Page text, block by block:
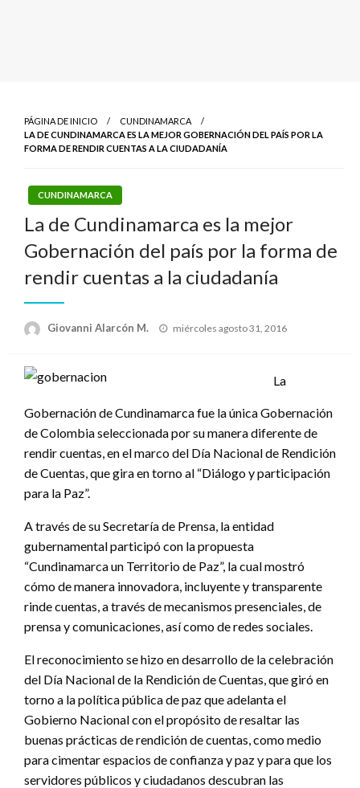
PÁGINA DE INICIO
CUNDINAMARCA
LA DE CUNDINAMARCA ES LA MEJOR GOBERNACIÓN DEL PAÍS POR LA
FORMA DE RENDIR CUENTAS A LA CIUDADANÍA
CUNDINAMARCA
La de Cundinamarca es la mejor
Gobernación del país por la forma de
rendir cuentas a la ciudadanía
Giovanni Alarcón M.
Publicado
miércoles agosto 31, 2016
La
Gobernación de Cundinamarca fue la única Gobernación
de Colombia seleccionada por su manera diferente de
rendir cuentas, en el marco del Día Nacional de Rendición
de Cuentas, que gira en torno al “Diálogo y participación
para la Paz”.
A través de su Secretaría de Prensa, la entidad
gubernamental participó con la propuesta
“Cundinamarca un Territorio de Paz”, la cual mostró
cómo de manera innovadora, incluyente y transparente
rinde cuentas, a través de mecanismos presenciales, de
prensa y comunicaciones, así como de redes sociales.
El reconocimiento se hizo en desarrollo de la celebración
del Día Nacional de la Rendición de Cuentas, que giró en
torno a la política pública de paz que adelanta el
Gobierno Nacional con el propósito de resaltar las
buenas prácticas de rendición de cuentas, como medio
para cimentar espacios de confianza y paz y para que los
servidores públicos y ciudadanos descubran las